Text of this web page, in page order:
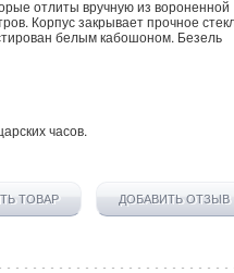
отлиты вручную из вороненной
Корпус закрывает прочное
белым кабошоном. Безель
часов.
ТОВАР ДОБАВИТЬ ОТЗЫВ